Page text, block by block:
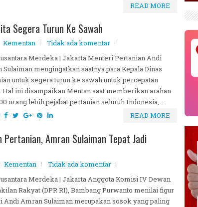
READ MORE
Segera Turun Ke Sawah
Kementan
Tidak ada komentar
Merdeka | Jakarta Menteri Pertanian Andi
Sulaiman mengingatkan saatnya para Kepala Dinas
untuk segera turun ke sawah untuk percepatan
Hal ini disampaikan Mentan saat memberikan arahan
orang lebih pejabat pertanian seluruh Indonesia,...
READ MORE
Amran Sulaiman Tepat Jadi
Kementan
Tidak ada komentar
Merdeka | Jakarta Anggota Komisi IV Dewan
Rakyat (DPR RI), Bambang Purwanto menilai figur
Andi Amran Sulaiman merupakan sosok yang paling